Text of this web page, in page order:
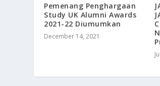
Pemenang Penghargaan
Study UK Alumni Awards
2021-22 Diumumkan
December 14, 2021